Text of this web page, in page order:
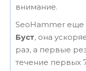
внимание.
SeoHammer еще
Буст, она
раз, а первые
течение первых